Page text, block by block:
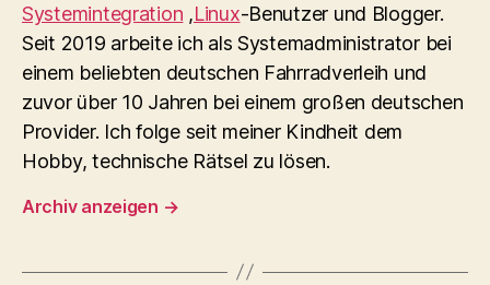
Systemintegration ,Linux-Benutzer und Blogger.
Seit 2019 arbeite ich als Systemadministrator bei
einem beliebten deutschen Fahrradverleih und
zuvor über 10 Jahren bei einem großen deutschen
Provider. Ich folge seit meiner Kindheit dem
Hobby, technische Rätsel zu lösen.
Archiv anzeigen →